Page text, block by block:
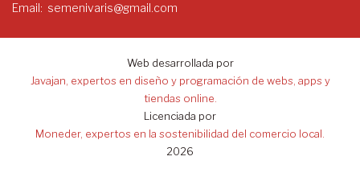
Email semenivaris@gmail.com
Web desarrollada por
Javajan, expertos en diseño y programación de webs, apps y
tiendas online.
Licenciada por
Moneder, expertos en la sostenibilidad del comercio local.
2026